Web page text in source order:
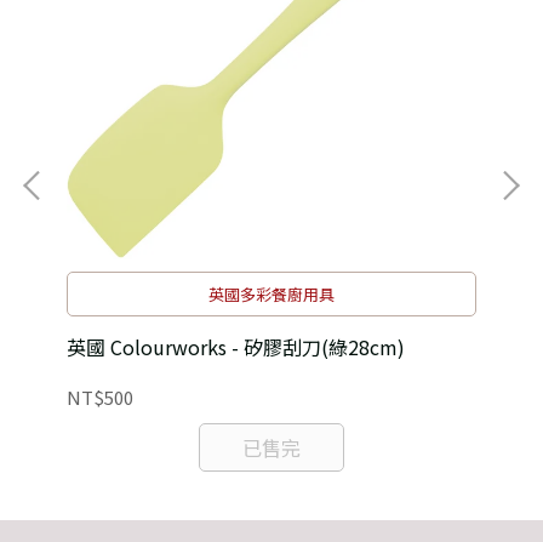
英國多彩餐廚用具
英國 Colourworks - 矽膠刮刀(綠28cm)
NT$500
已售完